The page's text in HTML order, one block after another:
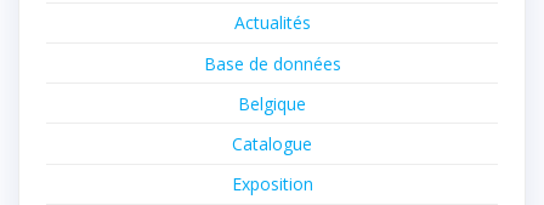
Actualités
Base de données
Belgique
Catalogue
Exposition